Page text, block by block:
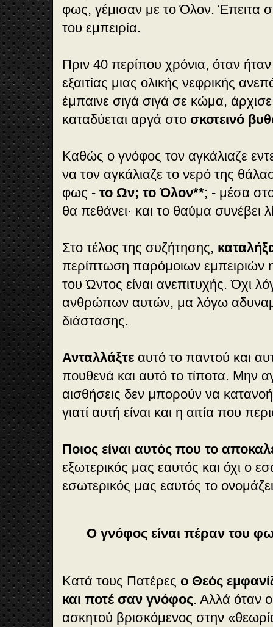
φως, γέμισαν με το Όλον. Έπειτα
του εμπειρία.
Πριν 40 περίπου χρόνια, όταν
εξαιτίας μιας ολικής νεφρικής
έμπαινε σιγά σιγά σε κώμα,
καταδύεται αργά στο σκοτεινό
Καθώς ο γνόφος τον αγκάλιαζε
να τον αγκάλιαζε το νερό της
φως - το Ων; το Όλον**; - μέσα
θα πεθάνει· και το θαύμα συνέβει
Στο τέλος της συζήτησης,
περίπτωση παρόμοιων εμπειριών
του Ώντος είναι ανεπιτυχής. Όχι
ανθρώπων αυτών, μα λόγω
διάστασης.
Ανταλλάξτε αυτό το παντού και
πουθενά και αυτό το τίποτα. Μην
αισθήσεις δεν μπορούν να
γιατί αυτή είναι και η αιτία που
Ποιος είναι αυτός που το
εξωτερικός μας εαυτός και όχι ο
εσωτερικός μας εαυτός το
Ο γνόφος είναι πέραν του
Κατά τους Πατέρες ο Θεός
και ποτέ σαν γνόφος. Αλλά όταν
ασκητού βρισκόμενος στην